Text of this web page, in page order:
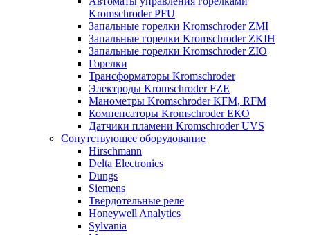
Kromschroder PFU
Запальные горелки Kromschroder ZМI
Запальные горелки Kromschroder ZKIH
Запальные горелки Kromschroder ZIO
Горелки
Трансформаторы Kromschroder
Электроды Kromschroder FZE
Манометры Kromschroder KFM, RFM
Компенсаторы Kromschroder ЕКО
Датчики пламени Kromschroder UVS
Сопутствующее оборудование
Hirschmann
Delta Electronics
Dungs
Siemens
Твердотельные реле
Honeywell Analytics
Sylvania